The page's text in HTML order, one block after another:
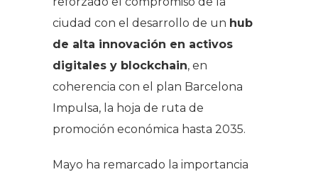
ciudad con el desarrollo de un hub
de alta innovación en activos
digitales y blockchain, en
coherencia con el plan Barcelona
Impulsa, la hoja de ruta de
promoción económica hasta 2035.
Mayo ha remarcado la importancia